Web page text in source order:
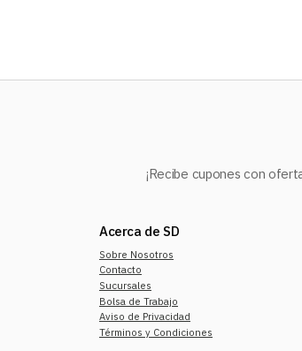
¡Recibe cupones con
Acerca de SD
Sobre Nosotros
Contacto
Sucursales
Bolsa de Trabajo
Aviso de Privacidad
Términos y Condiciones